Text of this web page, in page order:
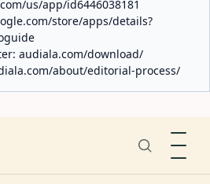
us/app/id6446038181
store/apps/details?
audiala.com/download/
about/editorial-process/